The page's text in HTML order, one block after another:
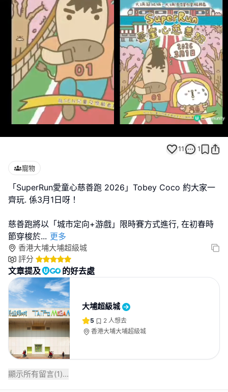
100.00%
11 1
寵物
「SuperRun愛童心慈善跑 2026」Tobey Coco 約大家一
齊玩. 係3月1日呀！
慈善跑將以「城市定向+游戲」限時賽方式進行, 在初春時
節穿梭於... 更多
香港大埔大埔超級城
評分
文章提及 的好去處
大埔超級城
5 2 人想去
香港大埔大埔超級城
顯示所有留言(1)...